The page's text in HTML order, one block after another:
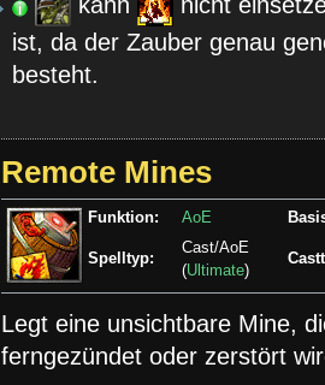
ist, da der Zauber genau
besteht.
Remote Mines
Funktion: AoE
Spelltyp:
Cast/AoE
(Ultimate)
Legt eine unsichtbare Mine,
ferngezündet oder zerstört